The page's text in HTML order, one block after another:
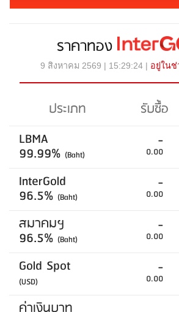
ราคาทอง
9 สิงหาคม 2569 | 15:29:24 | อยู่ในช่
ประเภท รับซื้อ
LBMA
99.99% (Baht)
-
0.00
InterGold
96.5% (Baht)
-
0.00
สมาคมฯ
96.5% (Baht)
-
0.00
Gold Spot
(USD)
-
0.00